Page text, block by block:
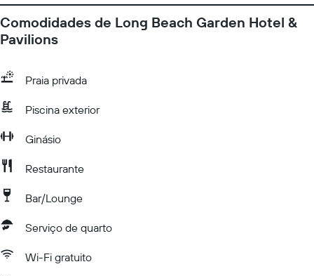
Comodidades de Long Beach Garden Hotel &
Pavilions
Praia privada
Piscina exterior
Ginásio
Restaurante
Bar/Lounge
Serviço de quarto
Wi-Fi gratuito